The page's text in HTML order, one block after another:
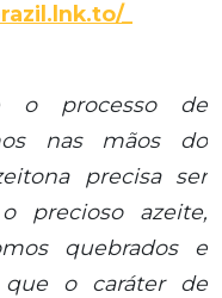
_
o processo de
nas mãos do
precisa ser
precioso azeite,
quebrados e
que o caráter de